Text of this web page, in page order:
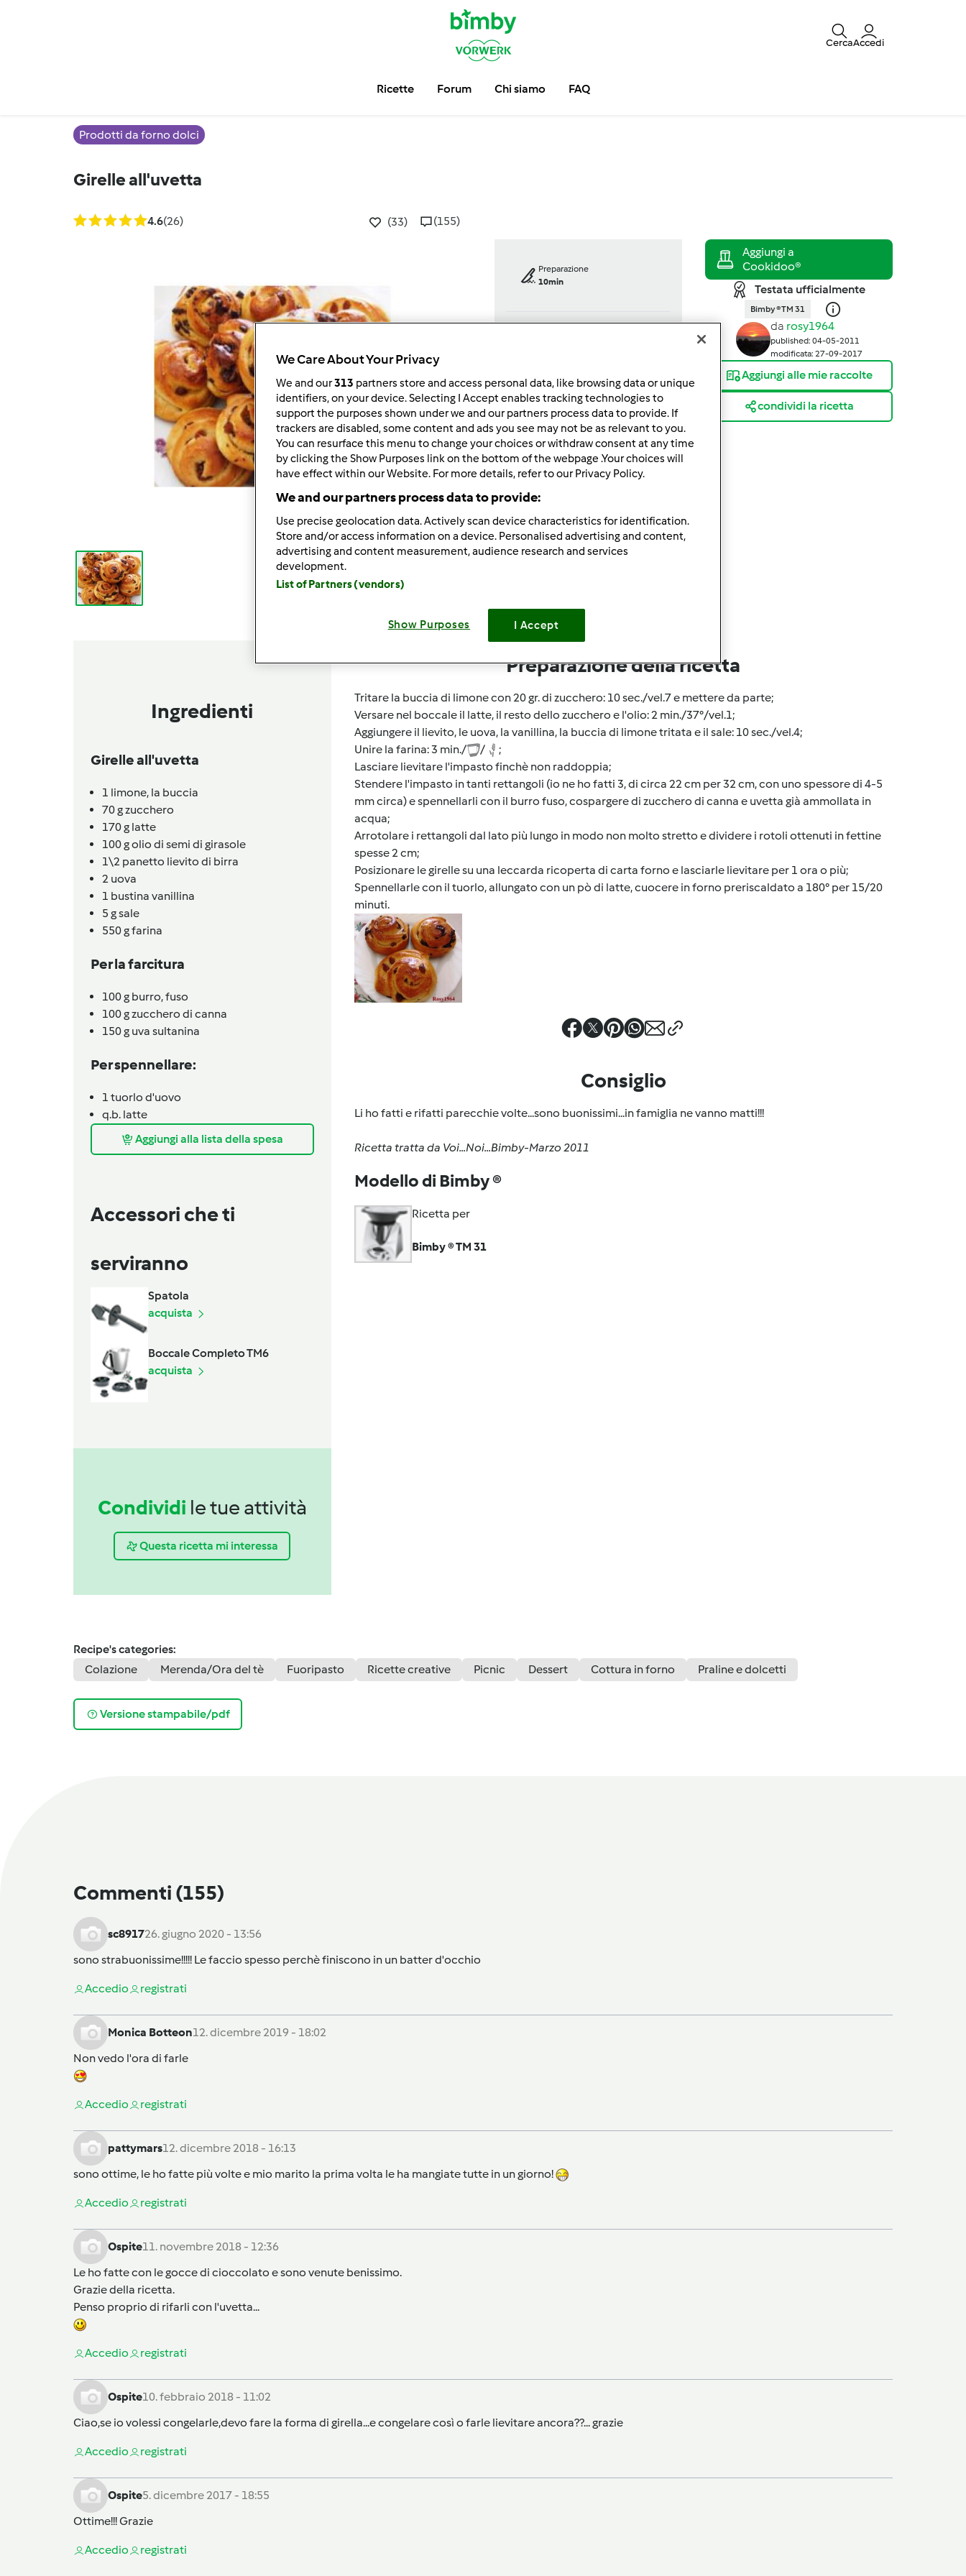
CercaAccedi
Ricette Forum Chi siamo FAQ
Prodotti da forno dolci
Girelle all'uvetta
4.6(26) (33) (155)
Preparazione
10min
porzione/porzioni
20pezzo/pezzi
medio
Testata ufficialmente
Bimby ® TM 31
da rosy1964
published: 04-05-2011
modificata: 27-09-2017
Aggiungi alle mie raccolte
condividi la ricetta
Ingredienti
Girelle all'uvetta
1 limone, la buccia
70gzucchero
170g latte
100golio di semi di girasole
1\2 panetto lievito di birra
2 uova
1 bustina vanillina
5 gsale
550gfarina
Per la farcitura
100g burro,fuso
100gzucchero di canna
150g uva sultanina
Per spennellare:
1 tuorlo d'uovo
q.b. latte
Aggiungi alla lista della spesa
Accessori che ti
serviranno
Spatola
acquista
Boccale Completo TM6
acquista
Condividi le tue attività
Questa ricetta mi interessa
Preparazione della ricetta
Tritare la buccia di limone con 20 gr. di zucchero: 10 sec./vel.7 e mettere da parte;
Versare nel boccale il latte, il resto dello zucchero e l'olio: 2 min./37°/vel.1;
Aggiungere il lievito, le uova, la vanillina, la buccia di limone tritata e il sale: 10 sec./vel.4;
Unire la farina: 3 min./
/
;
Lasciare lievitare l'impasto finchè non raddoppia;
Stendere l'impasto in tanti rettangoli (io ne ho fatti 3, di circa 22 cm per 32 cm, con uno spessore di 4-5
mm circa) e spennellarli con il burro fuso, cospargere di zucchero di canna e uvetta già ammollata in
acqua;
Arrotolare i rettangoli dal lato più lungo in modo non molto stretto e dividere i rotoli ottenuti in fettine
spesse 2 cm;
Posizionare le girelle su una leccarda ricoperta di carta forno e lasciarle lievitare per 1 ora o più;
Spennellarle con il tuorlo, allungato con un pò di latte, cuocere in forno preriscaldato a 180° per 15/20
minuti.
Consiglio
Li ho fatti e rifatti parecchie volte...sono buonissimi...in famiglia ne vanno matti!!!
Ricetta tratta da Voi...Noi...Bimby-Marzo 2011
Modello di Bimby ®
Ricetta per
Bimby ® TM 31
Recipe's categories:
Colazione
Merenda/Ora del tè Fuoripasto Ricette creative Picnic Dessert Cottura in forno Praline e dolcetti
Versione stampabile/pdf
Commenti (155)
sc891726. giugno 2020 - 13:56
sono strabuonissime!!!!! Le faccio spesso perchè finiscono in un batter d'occhio
Accedio registrati
Monica Botteon12. dicembre 2019 - 18:02
Non vedo l'ora di farle
Accedio registrati
pattymars12. dicembre 2018 - 16:13
sono ottime, le ho fatte più volte e mio marito la prima volta le ha mangiate tutte in un giorno!
Accedio registrati
Ospite11. novembre 2018 - 12:36
Le ho fatte con le gocce di cioccolato e sono venute benissimo.
Grazie della ricetta.
Penso proprio di rifarli con l'uvetta...
Accedio registrati
Ospite10. febbraio 2018 - 11:02
Ciao,se io volessi congelarle,devo fare la forma di girella...e congelare così o farle lievitare ancora??... grazie
Accedio registrati
Ospite5. dicembre 2017 - 18:55
Ottime!!! Grazie
Accedio registrati
We Care About Your Privacy
We and our313 partners store and access personal data, like browsing data or unique
identifiers, on your device. Selecting I Accept enables tracking technologies to
support the purposes shown under we and our partners process data to provide. If
trackers are disabled, some content and ads you see may not be as relevant to you.
You can resurface this menu to change your choices or withdraw consent at any time
by clicking the Show Purposes link on the bottom of the webpage .Your choices will
have effect within our Website. For more details, refer to our Privacy Policy.
We and our partners process data to provide:
Use precise geolocation data. Actively scan device characteristics for identification.
Store and/or access information on a device. Personalised advertising and content,
advertising and content measurement, audience research and services
development.
List of Partners (vendors)
Show Purposes I Accept